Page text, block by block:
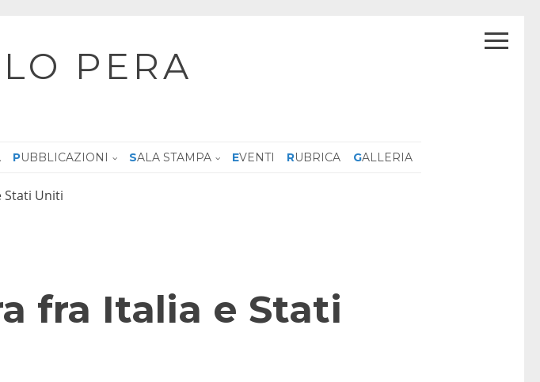
PERA
PUBBLICAZIONI SALA STAMPA EVENTI RUBRICA GALLERIA
Stati Uniti
fra Italia e Stati